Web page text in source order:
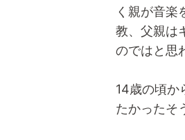
く親が音楽
教、父親は
のではと思
14歳の頃か
たかったそ